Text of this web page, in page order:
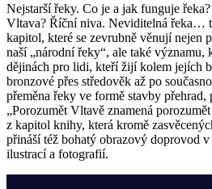
Nejstarší řeky. Co je a jak funguje
Vltava? Říční niva. Neviditelná řeka…
kapitol, které se zevrubně věnují nejen
naší „národní řeky“, ale také významu,
dějinách pro lidi, kteří žijí kolem jejích
bronzové přes středověk až po
přeměna řeky ve formě stavby
„Porozumět Vltavě znamená
z kapitol knihy, která kromě
přináší též bohatý obrazový doprovod
ilustrací a fotografií.